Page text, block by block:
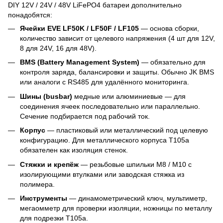
DIY 12V / 24V / 48V LiFePO4 батареи дополнительно
понадобятся:
Ячейки EVE LF50K / LF50F / LF105 — основа сборки,
количество зависит от целевого напряжения (4 шт для 12V,
8 для 24V, 16 для 48V).
BMS (Battery Management System) — обязательно для
контроля заряда, балансировки и защиты. Обычно JK BMS
или аналоги с RS485 для удалённого мониторинга.
Шины (busbar) медные или алюминиевые — для
соединения ячеек последовательно или параллельно.
Сечение подбирается под рабочий ток.
Корпус — пластиковый или металлический под целевую
конфигурацию. Для металлического корпуса T105a
обязателен как изоляция стенок.
Стяжки и крепёж — резьбовые шпильки M8 / M10 с
изолирующими втулками или заводская стяжка из
полимера.
Инструменты — динамометрический ключ, мультиметр,
мегаомметр для проверки изоляции, ножницы по металлу
для подрезки T105a.